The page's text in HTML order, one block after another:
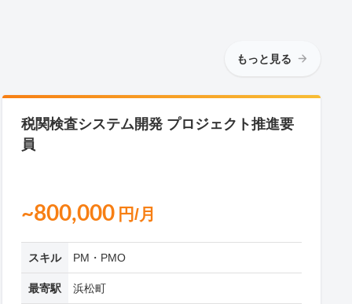
もっと見る
税関検査システム開発 プロジェクト推進要
員
~800,000 円/月
スキル PM・PMO
最寄駅 浜松町